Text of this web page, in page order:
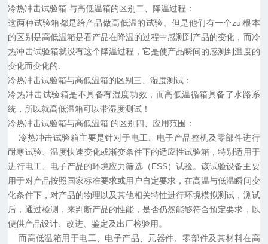
冷热冲击试验箱 与高低温箱的区别二、降温过程：
这两种试验箱都是给产品做高低温的试验。但是他们有一个zui根本
的区别是高低温箱是看产品在降温的过程中感测到产品的变化，而冷
热冲击试验箱就没有这个降温过程，它是使产品瞬间的感测到温度的
变化而变化的.
冷热冲击试验箱与高低温箱的区别三、湿度测试：
冷热冲击试验箱是不具备有湿度功效，而高低温循箱具备了水路系
统，所以就高低温箱可以带湿度测试！
冷热冲击试验箱与高低温箱 的区别四、应用范围：
冷热冲击试验箱主要是针对于电工、电子产品整机及零部件进行
耐寒试验、温度快速变化或渐变条件下的适应性试验箱，特别适用于
进行电工、电子产品的环境应力筛选（ESS）试验。该试验设备主要
用于对产品按照国家标准要求或用户自定要求，在高温与低温瞬间变
化条件下，对产品的物理以及其他相关特性进行环境模拟测试，测试
后，通过检测，来判断产品的性能，是否仍然能够符合预定要求，以
便供产品设计、改进、鉴定及出厂检验用。
而高低温箱用于电工、电子产品、元器件、零部件及其材料在高